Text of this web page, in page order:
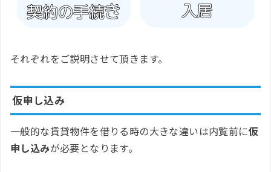
それぞれをご説明させて頂きます。
仮申し込み
一般的な賃貸物件を借りる時の大きな違いは内覧前に仮
申し込みが必要となります。